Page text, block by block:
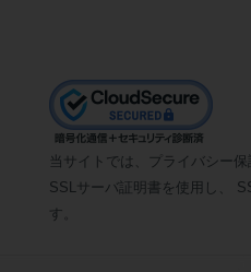
当サイトでは、プライバシー
SSLサーバ証明書を使用し、
す。